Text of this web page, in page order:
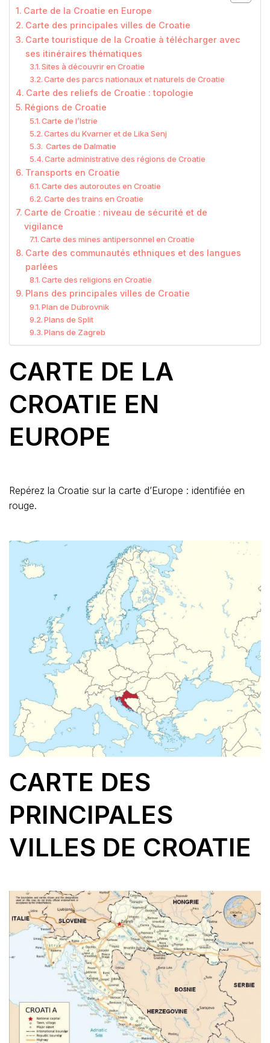
Carte de la Croatie en Europe
Carte des principales villes de Croatie
Carte touristique de la Croatie à télécharger avec
ses itinéraires thématiques
Sites à découvrir en Croatie
Carte des parcs nationaux et naturels de Croatie
Carte des reliefs de Croatie : topologie
Régions de Croatie
Carte de l’Istrie
Cartes du Kvarner et de Lika Senj
Cartes de Dalmatie
Carte administrative des régions de Croatie
Transports en Croatie
Carte des autoroutes en Croatie
Carte des trains en Croatie
Carte de Croatie : niveau de sécurité et de
vigilance
Carte des mines antipersonnel en Croatie
Carte des communautés ethniques et des langues
parlées
Carte des religions en Croatie
Plans des principales villes de Croatie
Plan de Dubrovnik
Plans de Split
Plans de Zagreb
CARTE DE LA
CROATIE EN
EUROPE
Repérez la Croatie sur la carte d’Europe : identifiée en
rouge.
CARTE DES
PRINCIPALES
VILLES DE CROATIE